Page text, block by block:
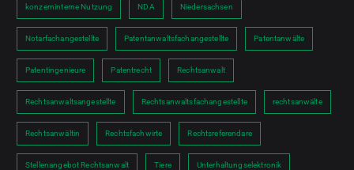
konzerninterne Nutzung NDA Niedersachsen
Notarfachangestellte Patentanwaltsfachangestellte Patentanwälte
Patentingenieure Patentrecht Rechtsanwalt
Rechtsanwaltsangestellte Rechtsanwaltsfachangestellte rechtsanwälte
Rechtsanwältin Rechtsfachwirte Rechtsreferendare
Stellenangebot Rechtsanwalt Tiere Unterhaltungselektronik